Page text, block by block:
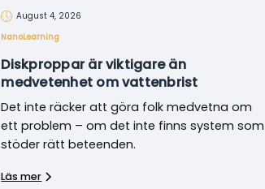
August 4, 2026
NanoLearning
Diskproppar är viktigare än
medvetenhet om vattenbrist
Det inte räcker att göra folk medvetna om
ett problem – om det inte finns system som
stöder rätt beteenden.
Läs mer